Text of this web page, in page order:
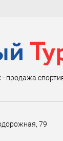
продажа
79